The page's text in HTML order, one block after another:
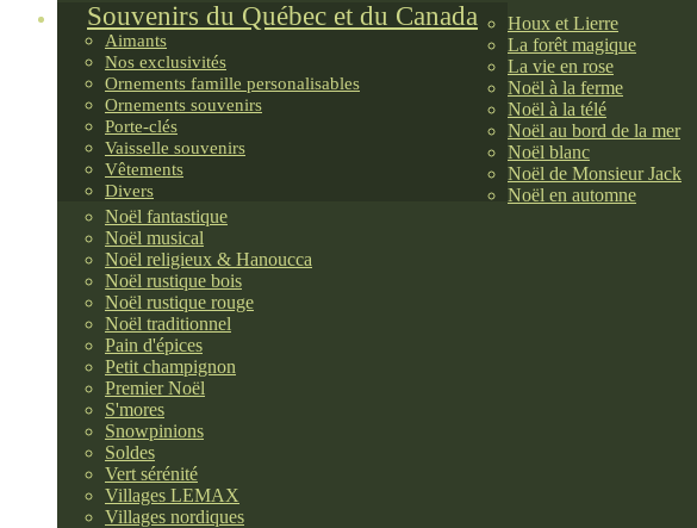
Souvenirs du Québec et du Canada
Aimants
Nos exclusivités
Ornements famille personalisables
Ornements souvenirs
Porte-clés
Vaisselle souvenirs
Vêtements
Divers
Houx et Lierre
La forêt magique
La vie en rose
Noël à la ferme
Noël à la télé
Noël au bord de la mer
Noël blanc
Noël de Monsieur Jack
Noël en automne
Noël fantastique
Noël musical
Noël religieux & Hanoucca
Noël rustique bois
Noël rustique rouge
Noël traditionnel
Pain d'épices
Petit champignon
Premier Noël
S'mores
Snowpinions
Soldes
Vert sérénité
Villages LEMAX
Villages nordiques